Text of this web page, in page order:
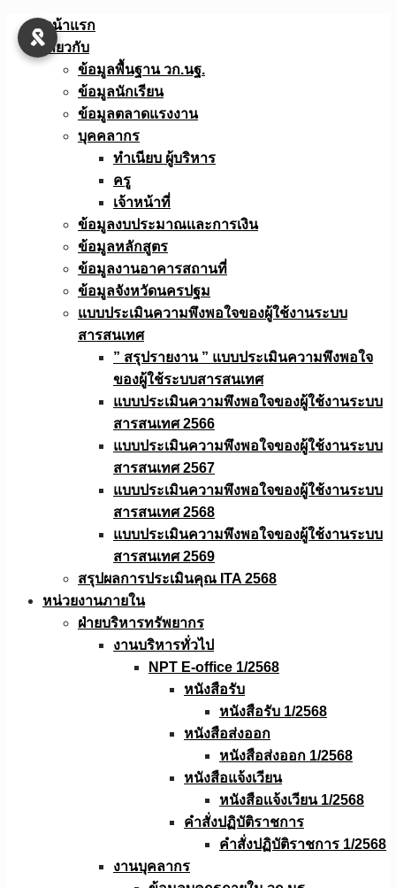
Skip
หน้าแรก
เกี่ยวกับ
ข้อมูลพื้นฐาน วก.นฐ.
ข้อมูลนักเรียน
ข้อมูลตลาดแรงงาน
บุคคลากร
ทำเนียบ ผู้บริหาร
ครู
เจ้าหน้าที่
ข้อมูลงบประมาณเเละการเงิน
ข้อมูลหลักสูตร
ข้อมูลงานอาคารสถานที่
ข้อมูลจังหวัดนครปฐม
แบบประเมินความพึงพอใจของผู้ใช้งานระบบ
สารสนเทศ
” สรุปรายงาน ” แบบประเมินความพึงพอใจ
ของผู้ใช้ระบบสารสนเทศ
แบบประเมินความพึงพอใจของผู้ใช้งานระบบ
สารสนเทศ 2566
แบบประเมินความพึงพอใจของผู้ใช้งานระบบ
สารสนเทศ 2567
แบบประเมินความพึงพอใจของผู้ใช้งานระบบ
สารสนเทศ 2568
แบบประเมินความพึงพอใจของผู้ใช้งานระบบ
สารสนเทศ 2569
สรุปผลการประเมินคุณ ITA 2568
หน่วยงานภายใน
ฝ่ายบริหารทรัพยากร
งานบริหารทั่วไป
NPT E-office 1/2568
หนังสือรับ
หนังสือรับ 1/2568
หนังสือส่งออก
หนังสือส่งออก 1/2568
หนังสือแจ้งเวียน
หนังสือเเจ้งเวียน 1/2568
คำสั่งปฏิบัติราชการ
คำสั่งปฏิบัติราชการ 1/2568
งานบุคลากร